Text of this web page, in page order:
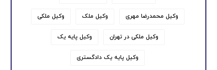
وکیل محمدرضا مهری وکیل ملک وکیل ملکی
وکیل ملکی در تهران وکیل پایه یک
وکیل پایه یک دادگستری